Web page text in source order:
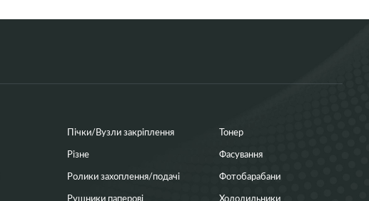
Пічки/Вузли закріплення
Різне
Ролики захоплення/подачі
Рушники паперові
Тонер
Фасування
Фотобарабани
Холодильники